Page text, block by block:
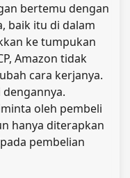
bertemu dengan
baik itu di dalam
ke tumpukan
Amazon tidak
cara kerjanya.
oleh pembeli
hanya diterapkan
pembelian